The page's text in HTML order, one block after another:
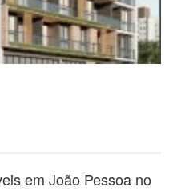
em João Pessoa no